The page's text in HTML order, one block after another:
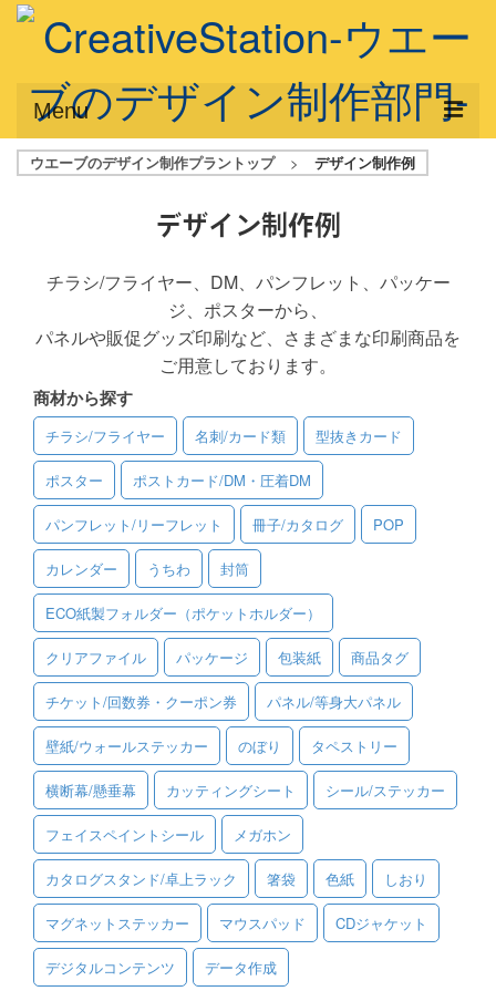
Menu
サービス概要
デザインプラン
フルデザイン
データ修正
写真からイラスト作成
デザイン制作例
ご利用料金
ご利用ガイド
ご利用の流れ
ご注文方法について
キャンセルについて
FAQ（よくあるご質問）
資料をダウンロード
ご利用規約
お見積り・お問合せ
ウエーブのデザイン制作プラントップ > デザイン制作例
デザイン制作例
チラシ/フライヤー、DM、パンフレット、パッケー
ジ、ポスターから、
パネルや販促グッズ印刷など、さまざまな印刷商品を
ご用意しております。
商材から探す
チラシ/フライヤー 名刺/カード類 型抜きカード
ポスター ポストカード/DM・圧着DM
パンフレット/リーフレット 冊子/カタログ POP
カレンダー うちわ 封筒
ECO紙製フォルダー（ポケットホルダー）
クリアファイル パッケージ 包装紙 商品タグ
チケット/回数券・クーポン券 パネル/等身大パネル
壁紙/ウォールステッカー のぼり タペストリー
横断幕/懸垂幕 カッティングシート シール/ステッカー
フェイスペイントシール メガホン
カタログスタンド/卓上ラック 箸袋 色紙 しおり
マグネットステッカー マウスパッド CDジャケット
デジタルコンテンツ データ作成